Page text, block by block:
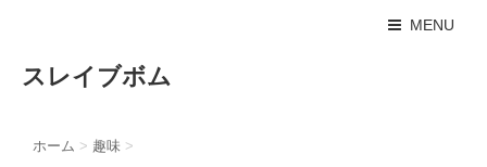
MENU
スレイブボム
ホーム > 趣味 >